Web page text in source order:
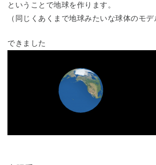
ということで地球を作ります。
（同じくあくまで地球みたいな球体のモデ
できました